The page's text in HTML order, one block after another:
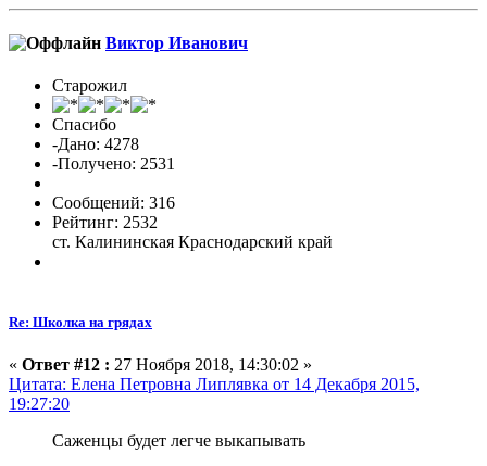
Виктор Иванович
Старожил
Спасибо
-Дано: 4278
-Получено: 2531
Сообщений: 316
Рейтинг: 2532
ст. Калининская Краснодарский край
Re: Школка на грядах
« Ответ #12 : 27 Ноября 2018, 14:30:02 »
Цитата: Елена Петровна Липлявка от 14 Декабря 2015,
19:27:20
Саженцы будет легче выкапывать